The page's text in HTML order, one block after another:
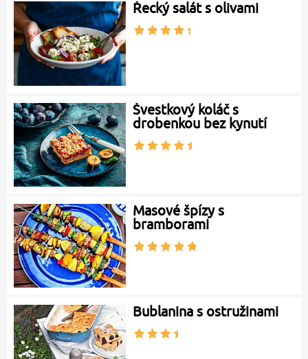
Řecký salát s olivami
Švestkový koláč s
drobenkou bez kynutí
Masové špízy s
bramborami
Bublanina s ostružinami